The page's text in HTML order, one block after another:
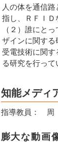
人の体を通信
指し、ＲＦＩ
（２）誰にと
ザインに関す
受電技術に関
る研究を行って
知能メディ
指導教員：
膨大な動画